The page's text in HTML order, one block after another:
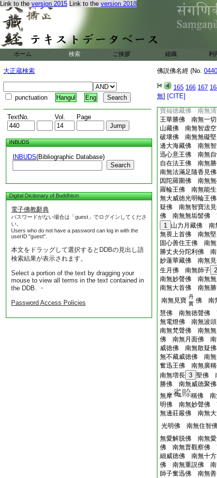
Link to the version 2015 Link to the version 2018
ホーム 検索 ご挨拶 組織 利
大正蔵検索
punctuation Hangul Eng
TextNo. Vol. Page
INBUDS
INBUDS(Bibliographic Database)
Search
Digital Dictionary of Buddhism
電子佛教辭典
パスワードがない場合は「guest」でログインしてくださ
い。
Users who do not have a password can log in with the
userID "guest".
本文をドラッグして選択するとDDBの見出し語
検索結果が表示されます。
Select a portion of the text by dragging your
mouse to view all terms in the text contained in
the DDB. ・
Password Access Policies
佛説佛名經 (No.
165 166 167
無] [CITE]
自在寶合王佛 南
無能生一切歡喜
佛 南無種種摩尼
稱佛 南無一切龍
寶福徳藏佛 南無
王華勝佛 南無一
山藏佛 南無智虚
破壞佛 南無無礙
邊大海藏佛 南無
迅心意王佛 南無
自在法王佛 南無
南無法滿足隨香見
因陀羅圍佛 南無
羅輪王佛 南無能
無大威徳光明輪王
疑佛 南無智寶法
佛 南無無垢髻佛
1 山力月藏佛 南
無畏上首佛 南無
固心善住王佛 南
勝丈夫分陀利佛
妙蓮華藏佛 南無
生月佛 南無師子 2
南無妙聲佛 南無
南無大首佛 南無
南無見寶 丹
實 佛 南
慧佛 南無徳聲佛
無電燈佛 南無波
南無梵聲佛 南無
佛 南無月面佛 南
威徳佛 南無散疑
無不藏威徳佛 南
奮迅王佛 南無廣
南無増長 3 聖佛
勝佛 南無威徳聚
無摩
稱佛 南
明佛 南無妙聲佛
無邊莊嚴佛 南無
光明佛 南無住智
無愛解脱佛 南無
佛 南無普觀察佛
細威徳佛 南無十
佛 南無重説佛 南
師子奮迅佛 南無